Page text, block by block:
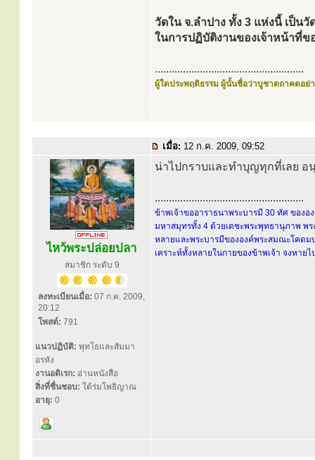
วัดใน จ.ลำปาง ทั้ง 3 แห่งนี้ เป็น
ในการปฏิบัติงานของเจ้าหน้าที่
.....................................................
ผู้ใดประพฤติธรรม ผู้นั้นชื่อว่าบูชาตถาคตอย่า
เมื่อ: 12 ก.ค. 2009, 09:52
ไหว้พระปล่อยปลา
สมาชิก ระดับ 9
ลงทะเบียนเมื่อ: 07 ก.ค. 2009,
20:12
โพสต์: 791
แนวปฏิบัติ: พุทโธและสัมมา
อรหัง
งานอดิเรก: อ่านหนังสือ
สิ่งที่ชื่นชอบ: ใต้ร่มโพธิญาณ
อายุ: 0
น่าไปกราบและทำบุญทุกที่เลย
.....................................................
ข้าพเจ้าขออาราธนาพระบารมี 30 ทัศ ของ
มหาสมุทรทั้ง 4 ด้วยเดชะพระพุทธานุภาพ พ
หลายและพระบารมีขององค์พระสมณะโคดม
เคราะห์ทั้งหลายในกายของข้าพเจ้า จงหา